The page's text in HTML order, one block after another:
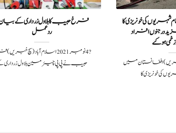
کی خونریزی کا
درجنوں افراد
ہوگئے
(سچ خبریں) افغانستان میں
کی خونریزی کا
فرخ حبیب کابلاول زرداری کے
ردعمل
?️ 4 نومبر 2021اسلام آباد(سچ
حبیب نے پی پی چیئرمین بلاول زرداری